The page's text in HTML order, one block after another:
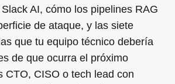
AI, cómo los pipelines RAG
de ataque, y las siete
que tu equipo técnico debería
de que ocurra el próximo
CTO, CISO o tech lead con